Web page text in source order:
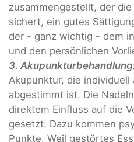
zusammengestellt, der
sichert, ein gutes
der - ganz wichtig - dem
und den persönlichen
3.
Akupunktur, die individuell
abgestimmt ist. Die
direktem Einfluss auf die
gesetzt. Dazu kommen
Punkte. Weil gestörtes